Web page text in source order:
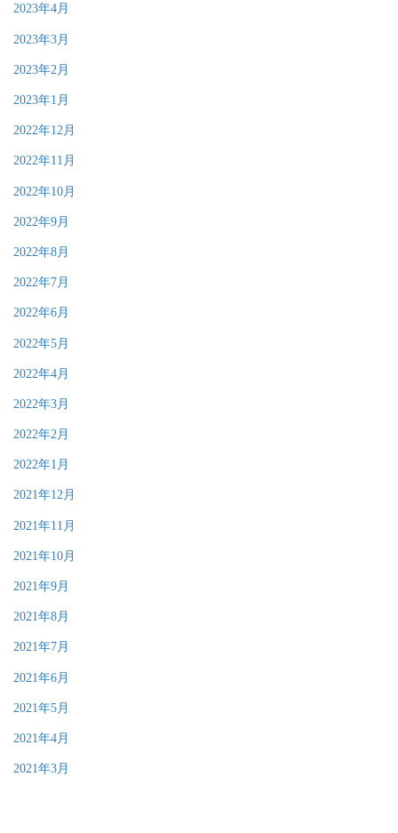
2023年4月
2023年3月
2023年2月
2023年1月
2022年12月
2022年11月
2022年10月
2022年9月
2022年8月
2022年7月
2022年6月
2022年5月
2022年4月
2022年3月
2022年2月
2022年1月
2021年12月
2021年11月
2021年10月
2021年9月
2021年8月
2021年7月
2021年6月
2021年5月
2021年4月
2021年3月